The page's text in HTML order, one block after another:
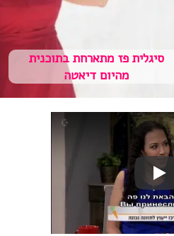
סיגלית פז מתארחת בתוכנית
מהיום דיאטה